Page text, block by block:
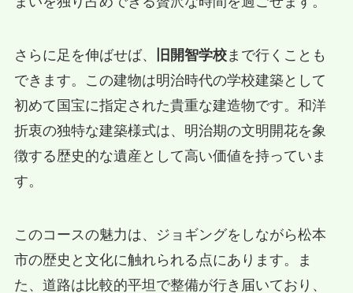
さらに足を伸ばせば、 旧開智学校まで行くことも
できます。この建物は明治時代の学校建築として
初めて国宝に指定された貴重な建造物です。和洋
折衷の独特な建築様式は、明治期の文明開花を象
徴する歴史的な遺産として高い価値を持っていま
す。
このコースの魅力は、ジョギングをしながら松本
市の歴史と文化に触れられる点にあります。ま
た、道路は比較的平坦で整備が行き届いており、